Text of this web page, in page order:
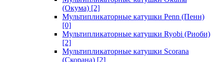
(Окума) [2]
Мультипликаторные катушки Penn (Пенн)
[0]
Мультипликаторные катушки Ryobi (Риоби)
[2]
Мультипликаторные катушки Scorana
(Скорана) [2]